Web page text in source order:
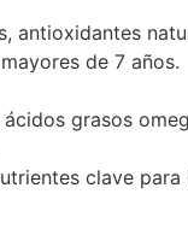
antioxidantes
de 7 años.
grasos
clave para